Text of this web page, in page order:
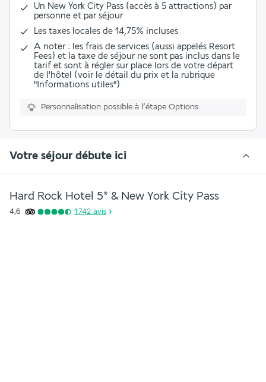
Un New York City Pass (accès à 5 attractions) par
personne et par séjour
Les taxes locales de 14,75% incluses
A noter : les frais de services (aussi appelés Resort
Fees) et la taxe de séjour ne sont pas inclus dans le
tarif et sont à régler sur place lors de votre départ
de l'hôtel (voir le détail du prix et la rubrique
"Informations utiles")
Personnalisation possible à l’étape Options.
Votre séjour débute ici
Hard Rock Hotel 5* & New York City Pass
4,6 1 742 avis